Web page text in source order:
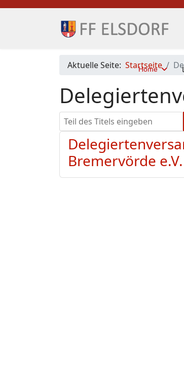
Home
Aktuelle Seite: Startseite
Teil des Titels eingeben
Bremervörde e.V.